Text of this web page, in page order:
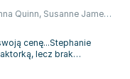
Quinn, Susanne James ,
cenę...Stephanie
lecz brak
do podjęcia stu...